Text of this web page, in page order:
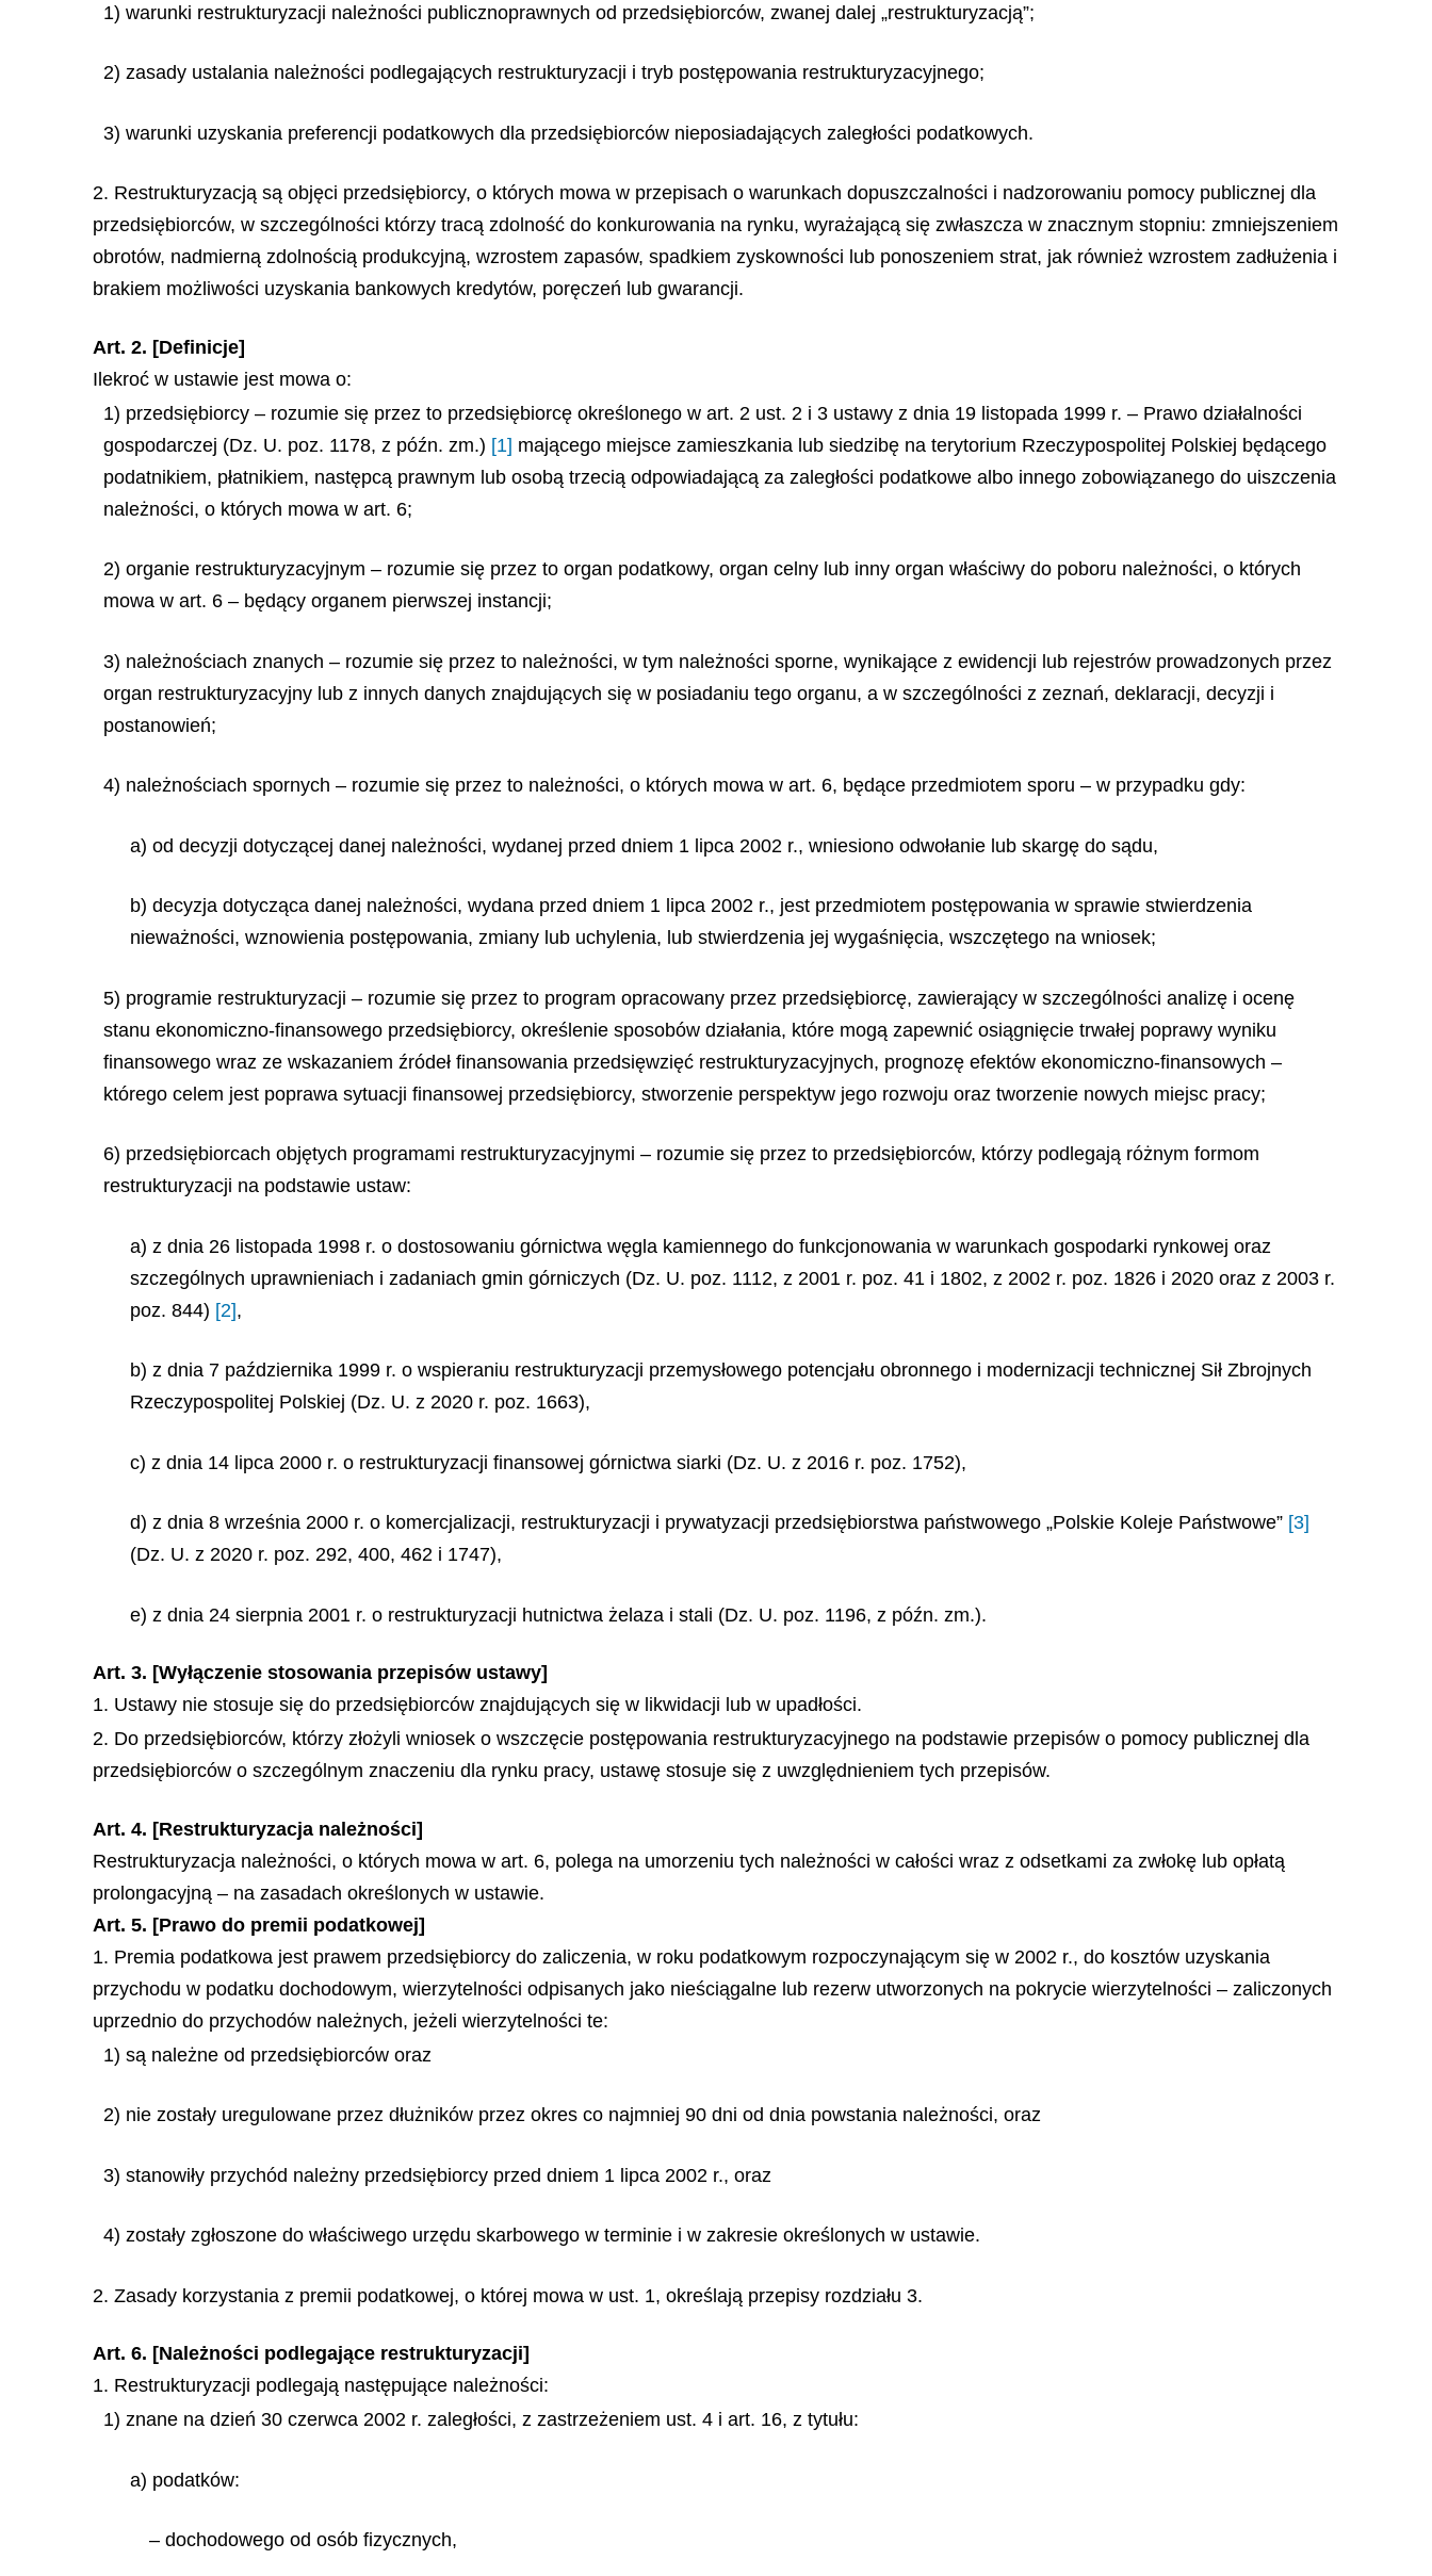
1) warunki restrukturyzacji należności publicznoprawnych od przedsiębiorców, zwanej dalej „restrukturyzacją”;
2) zasady ustalania należności podlegających restrukturyzacji i tryb postępowania restrukturyzacyjnego;
3) warunki uzyskania preferencji podatkowych dla przedsiębiorców nieposiadających zaległości podatkowych.
2. Restrukturyzacją są objęci przedsiębiorcy, o których mowa w przepisach o warunkach dopuszczalności i nadzorowaniu pomocy publicznej dla
przedsiębiorców, w szczególności którzy tracą zdolność do konkurowania na rynku, wyrażającą się zwłaszcza w znacznym stopniu: zmniejszeniem
obrotów, nadmierną zdolnością produkcyjną, wzrostem zapasów, spadkiem zyskowności lub ponoszeniem strat, jak również wzrostem zadłużenia i
brakiem możliwości uzyskania bankowych kredytów, poręczeń lub gwarancji.
Art. 2. [Definicje]
Ilekroć w ustawie jest mowa o:
1) przedsiębiorcy – rozumie się przez to przedsiębiorcę określonego w art. 2 ust. 2 i 3 ustawy z dnia 19 listopada 1999 r. – Prawo działalności
gospodarczej (Dz. U. poz. 1178, z późn. zm.) [1] mającego miejsce zamieszkania lub siedzibę na terytorium Rzeczypospolitej Polskiej będącego
podatnikiem, płatnikiem, następcą prawnym lub osobą trzecią odpowiadającą za zaległości podatkowe albo innego zobowiązanego do uiszczenia
należności, o których mowa w art. 6;
2) organie restrukturyzacyjnym – rozumie się przez to organ podatkowy, organ celny lub inny organ właściwy do poboru należności, o których
mowa w art. 6 – będący organem pierwszej instancji;
3) należnościach znanych – rozumie się przez to należności, w tym należności sporne, wynikające z ewidencji lub rejestrów prowadzonych przez
organ restrukturyzacyjny lub z innych danych znajdujących się w posiadaniu tego organu, a w szczególności z zeznań, deklaracji, decyzji i
postanowień;
4) należnościach spornych – rozumie się przez to należności, o których mowa w art. 6, będące przedmiotem sporu – w przypadku gdy:
a) od decyzji dotyczącej danej należności, wydanej przed dniem 1 lipca 2002 r., wniesiono odwołanie lub skargę do sądu,
b) decyzja dotycząca danej należności, wydana przed dniem 1 lipca 2002 r., jest przedmiotem postępowania w sprawie stwierdzenia
nieważności, wznowienia postępowania, zmiany lub uchylenia, lub stwierdzenia jej wygaśnięcia, wszczętego na wniosek;
5) programie restrukturyzacji – rozumie się przez to program opracowany przez przedsiębiorcę, zawierający w szczególności analizę i ocenę
stanu ekonomiczno-finansowego przedsiębiorcy, określenie sposobów działania, które mogą zapewnić osiągnięcie trwałej poprawy wyniku
finansowego wraz ze wskazaniem źródeł finansowania przedsięwzięć restrukturyzacyjnych, prognozę efektów ekonomiczno-finansowych –
którego celem jest poprawa sytuacji finansowej przedsiębiorcy, stworzenie perspektyw jego rozwoju oraz tworzenie nowych miejsc pracy;
6) przedsiębiorcach objętych programami restrukturyzacyjnymi – rozumie się przez to przedsiębiorców, którzy podlegają różnym formom
restrukturyzacji na podstawie ustaw:
a) z dnia 26 listopada 1998 r. o dostosowaniu górnictwa węgla kamiennego do funkcjonowania w warunkach gospodarki rynkowej oraz
szczególnych uprawnieniach i zadaniach gmin górniczych (Dz. U. poz. 1112, z 2001 r. poz. 41 i 1802, z 2002 r. poz. 1826 i 2020 oraz z 2003 r.
poz. 844) [2],
b) z dnia 7 października 1999 r. o wspieraniu restrukturyzacji przemysłowego potencjału obronnego i modernizacji technicznej Sił Zbrojnych
Rzeczypospolitej Polskiej (Dz. U. z 2020 r. poz. 1663),
c) z dnia 14 lipca 2000 r. o restrukturyzacji finansowej górnictwa siarki (Dz. U. z 2016 r. poz. 1752),
d) z dnia 8 września 2000 r. o komercjalizacji, restrukturyzacji i prywatyzacji przedsiębiorstwa państwowego „Polskie Koleje Państwowe” [3]
(Dz. U. z 2020 r. poz. 292, 400, 462 i 1747),
e) z dnia 24 sierpnia 2001 r. o restrukturyzacji hutnictwa żelaza i stali (Dz. U. poz. 1196, z późn. zm.).
Art. 3. [Wyłączenie stosowania przepisów ustawy]
1. Ustawy nie stosuje się do przedsiębiorców znajdujących się w likwidacji lub w upadłości.
2. Do przedsiębiorców, którzy złożyli wniosek o wszczęcie postępowania restrukturyzacyjnego na podstawie przepisów o pomocy publicznej dla
przedsiębiorców o szczególnym znaczeniu dla rynku pracy, ustawę stosuje się z uwzględnieniem tych przepisów.
Art. 4. [Restrukturyzacja należności]
Restrukturyzacja należności, o których mowa w art. 6, polega na umorzeniu tych należności w całości wraz z odsetkami za zwłokę lub opłatą
prolongacyjną – na zasadach określonych w ustawie.
Art. 5. [Prawo do premii podatkowej]
1. Premia podatkowa jest prawem przedsiębiorcy do zaliczenia, w roku podatkowym rozpoczynającym się w 2002 r., do kosztów uzyskania
przychodu w podatku dochodowym, wierzytelności odpisanych jako nieściągalne lub rezerw utworzonych na pokrycie wierzytelności – zaliczonych
uprzednio do przychodów należnych, jeżeli wierzytelności te:
1) są należne od przedsiębiorców oraz
2) nie zostały uregulowane przez dłużników przez okres co najmniej 90 dni od dnia powstania należności, oraz
3) stanowiły przychód należny przedsiębiorcy przed dniem 1 lipca 2002 r., oraz
4) zostały zgłoszone do właściwego urzędu skarbowego w terminie i w zakresie określonych w ustawie.
2. Zasady korzystania z premii podatkowej, o której mowa w ust. 1, określają przepisy rozdziału 3.
Art. 6. [Należności podlegające restrukturyzacji]
1. Restrukturyzacji podlegają następujące należności:
1) znane na dzień 30 czerwca 2002 r. zaległości, z zastrzeżeniem ust. 4 i art. 16, z tytułu:
a) podatków:
– dochodowego od osób fizycznych,